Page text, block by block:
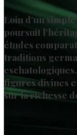
Loin d’un
poursuit
études
traditions
figures divines
sur la richesse